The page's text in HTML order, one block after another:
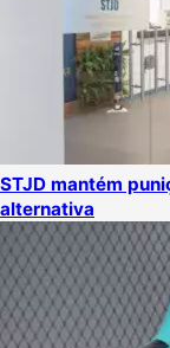
STJD mantém
alternativa